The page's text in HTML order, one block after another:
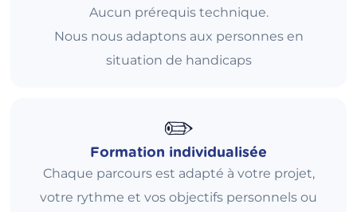
Aucun prérequis technique.
Nous nous adaptons aux personnes en
situation de handicaps
✏️
Formation individualisée
Chaque parcours est adapté à votre projet,
votre rythme et vos objectifs personnels ou